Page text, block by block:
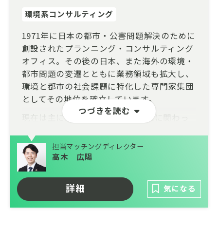
つづきを読む
環境系コンサルティング
1971年に日本の都市・公害問題解決のために
創設されたプランニング・コンサルティング
オフィス。その後の日本、また海外の環境・
都市問題の変遷とともに業務領域も拡大し、
環境と都市の社会課題に特化した専門家集団
としてその地位を確立しています。
現在は主に以下に関する政策/事業に関わっ
・まちづくり・都市計画
・持続可能な地域・都市づくり
・温暖化対策・エネルギー
・資源循環・サーキュラーエコノミー
担当マッチングディレクター
高木 広陽
詳細 気になる